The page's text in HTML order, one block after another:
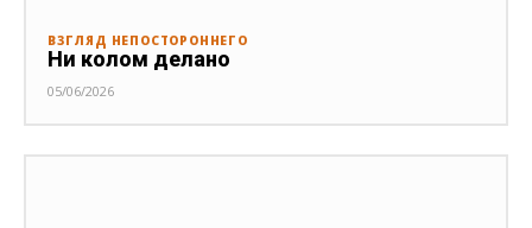
ВЗГЛЯД НЕПОСТОРОННЕГО
Ни колом делано
05/06/2026